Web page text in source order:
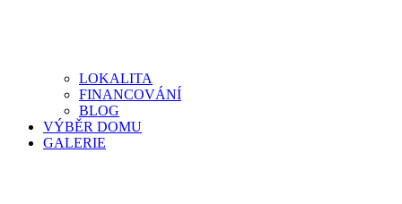
LOKALITA
FINANCOVÁNÍ
BLOG
VÝBĚR DOMU
GALERIE